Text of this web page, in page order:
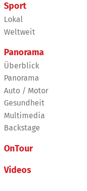
Sport
Lokal
Weltweit
Panorama
Überblick
Panorama
Auto / Motor
Gesundheit
Multimedia
Backstage
OnTour
Videos